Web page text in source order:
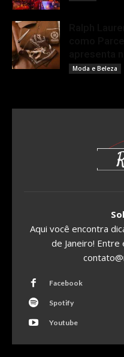
Moda e Beleza
Aqui você encontra
de Janeiro!
Facebook
Spotify
Youtube